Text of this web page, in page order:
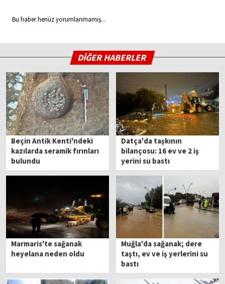
Bu haber henüz yorumlanmamış...
DİĞER HABERLER
Beçin Antik Kenti'ndeki
kazılarda seramik fırınları
bulundu
Datça'da taşkının
bilançosu: 16 ev ve 2 iş
yerini su bastı
Marmaris'te sağanak
heyelana neden oldu
Muğla'da sağanak; dere
taştı, ev ve iş yerlerini su
bastı